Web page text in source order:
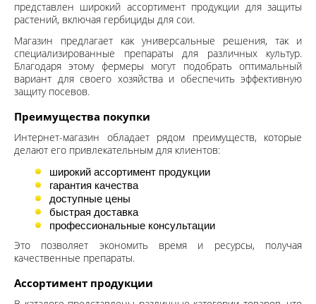
представлен широкий ассортимент продукции для защиты
растений, включая гербициды для сои.
Магазин предлагает как универсальные решения, так и
специализированные препараты для различных культур.
Благодаря этому фермеры могут подобрать оптимальный
вариант для своего хозяйства и обеспечить эффективную
защиту посевов.
Преимущества покупки
Интернет-магазин обладает рядом преимуществ, которые
делают его привлекательным для клиентов:
широкий ассортимент продукции
гарантия качества
доступные цены
быстрая доставка
профессиональные консультации
Это позволяет экономить время и ресурсы, получая
качественные препараты.
Ассортимент продукции